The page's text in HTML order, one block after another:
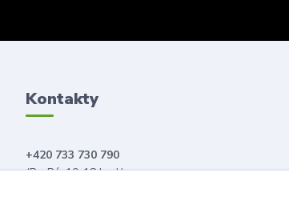
Kontakty
+420 733 730 790
(Po-Pá, 10-18 hod.)